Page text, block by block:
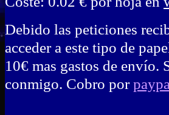
Debido las peticiones
acceder a este tipo de
10€ mas gastos de envío.
conmigo. Cobro por